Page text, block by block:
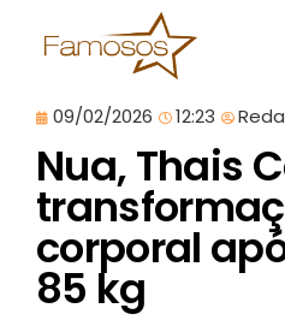
09/02/2026 12:23
Nua, Thais
corporal
85 kg